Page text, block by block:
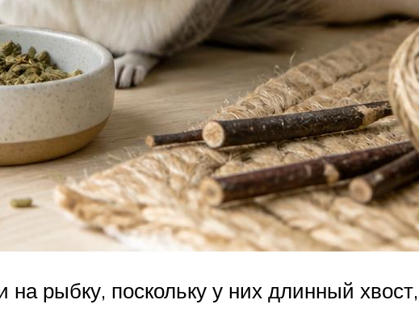
рыбку, поскольку у них длинный хвост,